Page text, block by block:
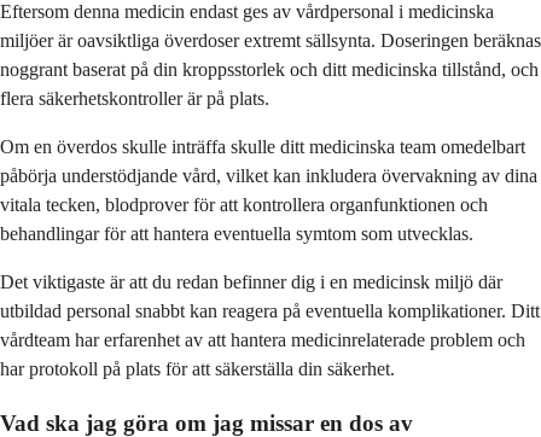
Eftersom denna medicin endast ges av vårdpersonal i medicinska
miljöer är oavsiktliga överdoser extremt sällsynta. Doseringen beräknas
noggrant baserat på din kroppsstorlek och ditt medicinska tillstånd, och
flera säkerhetskontroller är på plats.
Om en överdos skulle inträffa skulle ditt medicinska team omedelbart
påbörja understödjande vård, vilket kan inkludera övervakning av dina
vitala tecken, blodprover för att kontrollera organfunktionen och
behandlingar för att hantera eventuella symtom som utvecklas.
Det viktigaste är att du redan befinner dig i en medicinsk miljö där
utbildad personal snabbt kan reagera på eventuella komplikationer. Ditt
vårdteam har erfarenhet av att hantera medicinrelaterade problem och
har protokoll på plats för att säkerställa din säkerhet.
Vad ska jag göra om jag missar en dos av